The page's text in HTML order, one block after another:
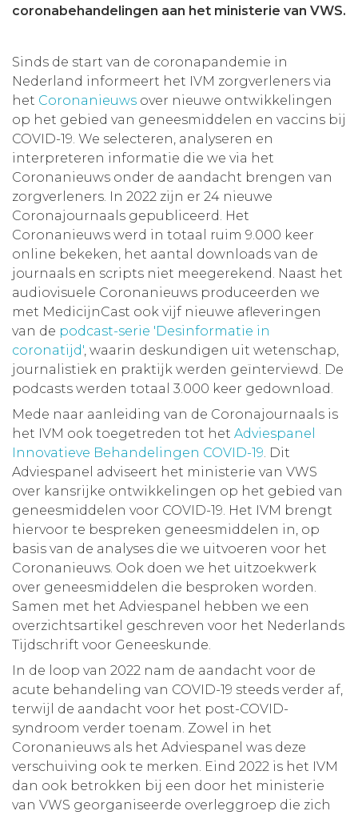
coronabehandelingen aan het ministerie van VWS.
Sinds de start van de coronapandemie in
Nederland informeert het IVM zorgverleners via
het Coronanieuws over nieuwe ontwikkelingen
op het gebied van geneesmiddelen en vaccins bij
COVID-19. We selecteren, analyseren en
interpreteren informatie die we via het
Coronanieuws onder de aandacht brengen van
zorgverleners. In 2022 zijn er 24 nieuwe
Coronajournaals gepubliceerd. Het
Coronanieuws werd in totaal ruim 9.000 keer
online bekeken, het aantal downloads van de
journaals en scripts niet meegerekend. Naast het
audiovisuele Coronanieuws produceerden we
met MedicijnCast ook vijf nieuwe afleveringen
van de podcast-serie 'Desinformatie in
coronatijd', waarin deskundigen uit wetenschap,
journalistiek en praktijk werden geïnterviewd. De
podcasts werden totaal 3.000 keer gedownload.
Mede naar aanleiding van de Coronajournaals is
het IVM ook toegetreden tot het Adviespanel
Innovatieve Behandelingen COVID-19. Dit
Adviespanel adviseert het ministerie van VWS
over kansrijke ontwikkelingen op het gebied van
geneesmiddelen voor COVID-19. Het IVM brengt
hiervoor te bespreken geneesmiddelen in, op
basis van de analyses die we uitvoeren voor het
Coronanieuws. Ook doen we het uitzoekwerk
over geneesmiddelen die besproken worden.
Samen met het Adviespanel hebben we een
overzichtsartikel geschreven voor het Nederlands
Tijdschrift voor Geneeskunde.
In de loop van 2022 nam de aandacht voor de
acute behandeling van COVID-19 steeds verder af,
terwijl de aandacht voor het post-COVID-
syndroom verder toenam. Zowel in het
Coronanieuws als het Adviespanel was deze
verschuiving ook te merken. Eind 2022 is het IVM
dan ook betrokken bij een door het ministerie
van VWS georganiseerde overleggroep die zich